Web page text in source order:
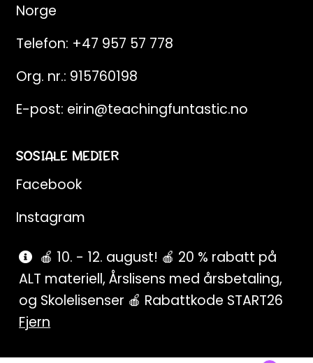
Norge
Telefon: +47 957 57 778
Org. nr.: 915760198
E-post: eirin@teachingfuntastic.no
SOSIALE MEDIER
Facebook
Instagram
Pinterest
SnapChat
🍎 10. - 12. august! 🍎 20 % rabatt på
ALT materiell, Årslisens med årsbetaling,
og Skolelisenser 🍎 Rabattkode START26
Fjern